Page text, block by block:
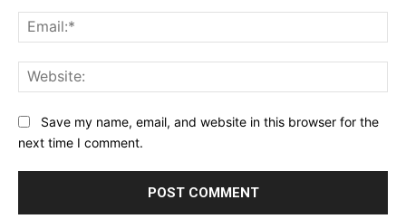
Save my name, email, and website in this browser for the
next time I comment.